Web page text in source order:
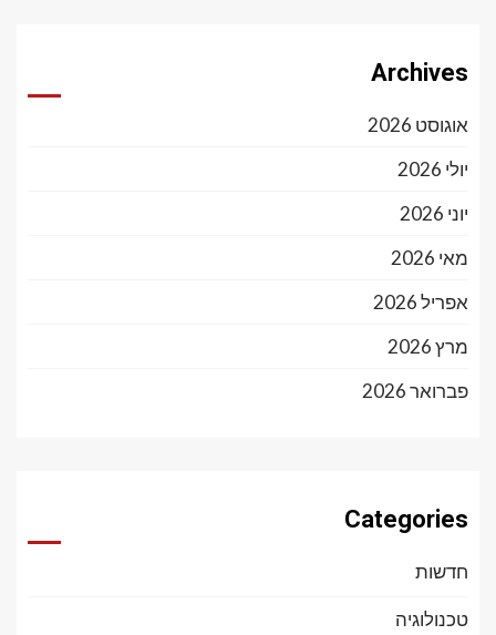
Archives
אוגוסט 2026
יולי 2026
יוני 2026
מאי 2026
אפריל 2026
מרץ 2026
פברואר 2026
Categories
חדשות
טכנולוגיה